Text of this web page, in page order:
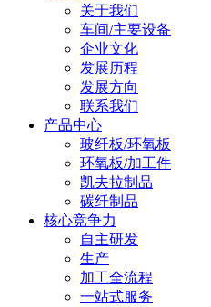
关于我们
车间/主要设备
企业文化
发展历程
发展方向
联系我们
产品中心
玻纤板/环氧板
环氧板/加工件
凯夫拉制品
碳纤制品
核心竞争力
自主研发
生产
加工全流程
一站式服务